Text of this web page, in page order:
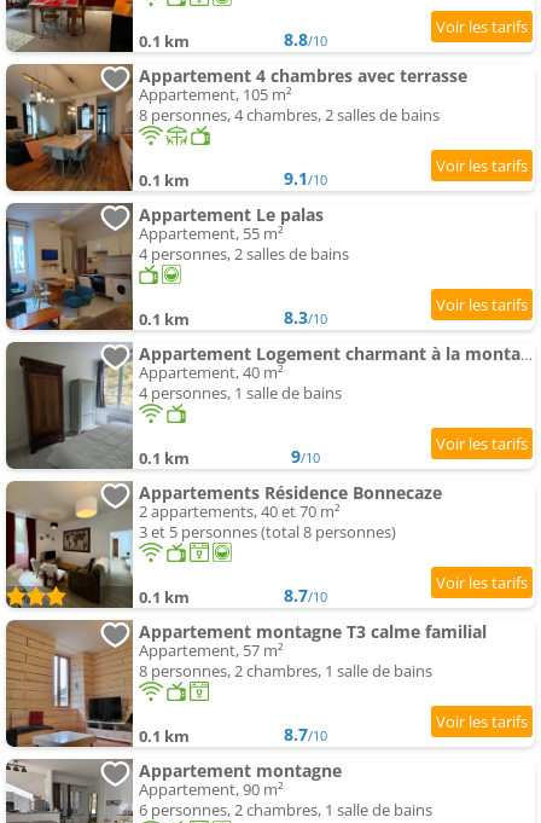
0.1 km 8.8/10
Appartement 4 chambres avec terrasse
Appartement, 105 m²
8 personnes, 4 chambres, 2 salles de bains
0.1 km 9.1/10
Appartement Le palas
Appartement, 55 m²
4 personnes, 2 salles de bains
0.1 km 8.3/10
Appartement Logement charmant à la montagne
Appartement, 40 m²
4 personnes, 1 salle de bains
0.1 km 9/10
Appartements Résidence Bonnecaze
2 appartements, 40 et 70 m²
3 et 5 personnes (total 8 personnes)
0.1 km 8.7/10
Appartement montagne T3 calme familial
Appartement, 57 m²
8 personnes, 2 chambres, 1 salle de bains
0.1 km 8.7/10
Appartement montagne
Appartement, 90 m²
6 personnes, 2 chambres, 1 salle de bains